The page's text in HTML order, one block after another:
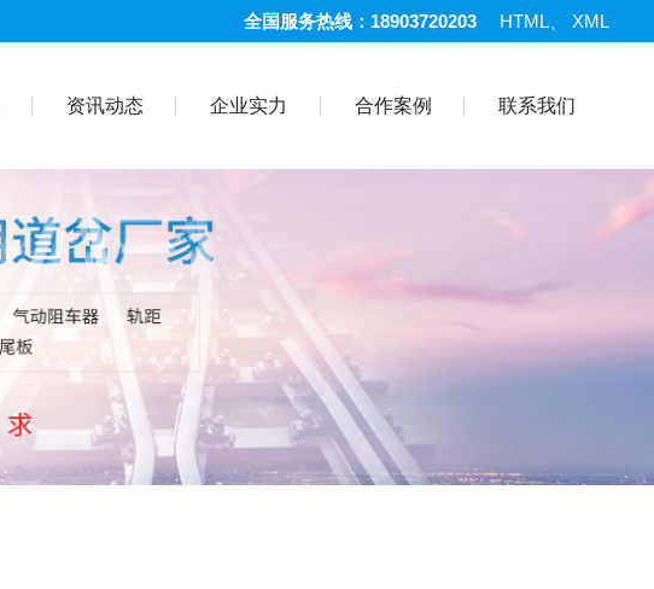
全国服务热线：18903720203 HTML XML
资讯动态 企业实力 合作案例 联系我们